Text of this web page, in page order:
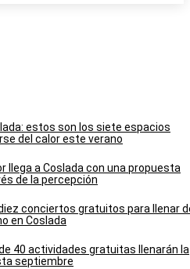
estos son los siete espacios
del calor este verano
llega a Coslada con una propuesta
de la percepción
conciertos gratuitos para llenar
en Coslada
40 actividades gratuitas llenarán la
septiembre